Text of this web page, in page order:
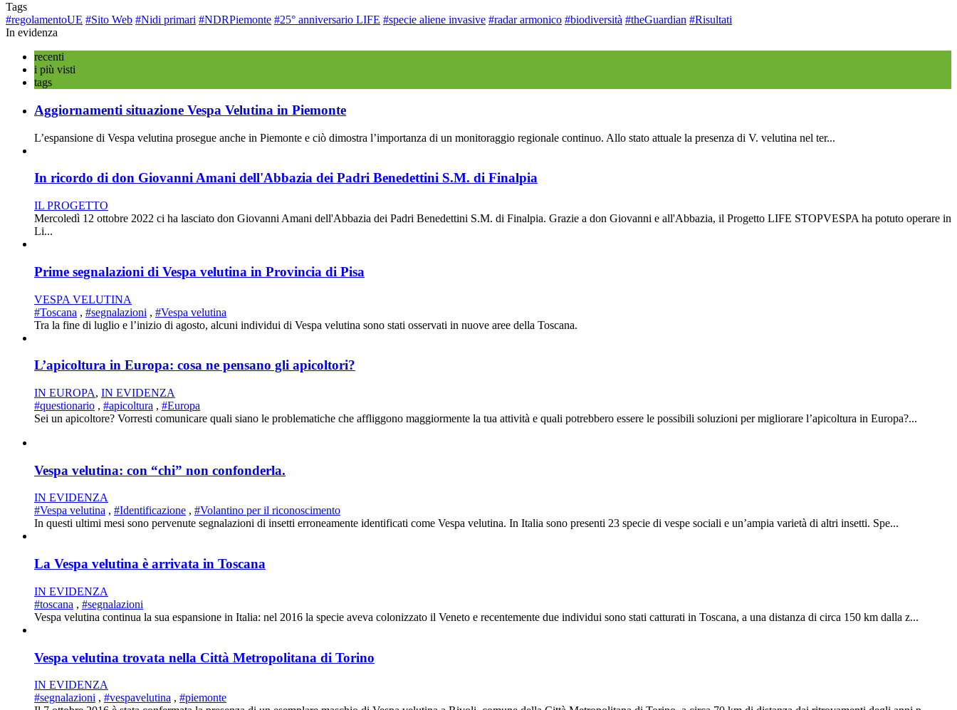
Tags
#regolamentoUE #Sito Web #Nidi primari #NDRPiemonte #25° anniversario LIFE #specie aliene invasive #radar armonico #biodiversità #theGuardian #Risultati
In evidenza
recenti
i più visti
tags
Aggiornamenti situazione Vespa Velutina in Piemonte
L’espansione di Vespa velutina prosegue anche in Piemonte e ciò dimostra l’importanza di un monitoraggio regionale continuo. Allo stato attuale la presenza di V. velutina nel ter...
In ricordo di don Giovanni Amani dell'Abbazia dei Padri Benedettini S.M. di Finalpia
IL PROGETTO
Mercoledì 12 ottobre 2022 ci ha lasciato don Giovanni Amani dell'Abbazia dei Padri Benedettini S.M. di Finalpia. Grazie a don Giovanni e all'Abbazia, il Progetto LIFE STOPVESPA ha potuto operare in
Li...
Prime segnalazioni di Vespa velutina in Provincia di Pisa
VESPA VELUTINA
#Toscana , #segnalazioni , #Vespa velutina
Tra la fine di luglio e l’inizio di agosto, alcuni individui di Vespa velutina sono stati osservati in nuove aree della Toscana.
L’apicoltura in Europa: cosa ne pensano gli apicoltori?
IN EUROPA, IN EVIDENZA
#questionario , #apicoltura , #Europa
Sei un apicoltore? Vorresti comunicare quali siano le problematiche che affliggono maggiormente la tua attività e quali potrebbero essere le possibili soluzioni per migliorare l’apicoltura in Europa?...
Vespa velutina: con “chi” non confonderla.
IN EVIDENZA
#Vespa velutina , #Identificazione , #Volantino per il riconoscimento
In questi ultimi mesi sono pervenute segnalazioni di insetti erroneamente identificati come Vespa velutina. In Italia sono presenti 23 specie di vespe sociali e un’ampia varietà di altri insetti. Spe...
La Vespa velutina è arrivata in Toscana
IN EVIDENZA
#toscana , #segnalazioni
Vespa velutina continua la sua espansione in Italia: nel 2016 la specie aveva colonizzato il Veneto e recentemente due individui sono stati catturati in Toscana, a una distanza di circa 150 km dalla z...
Vespa velutina trovata nella Città Metropolitana di Torino
IN EVIDENZA
#segnalazioni , #vespavelutina , #piemonte